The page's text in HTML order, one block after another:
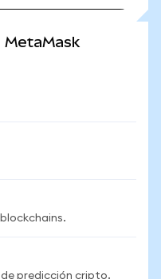
MetaMask
predicción cripto.